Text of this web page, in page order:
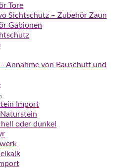
Tore
Sichtschutz – Zubehör Zaun
Gabionen
Annahme von Bauschutt und
Import
oder dunkel